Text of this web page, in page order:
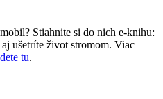
Stiahnite si do nich e-knihu:
ušetríte život stromom. Viac
tu.